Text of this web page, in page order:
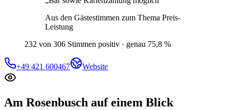
Aus den Gästestimmen zum Thema Preis-
Leistung
232 von 306 Stimmen positiv · genau 75,8 %
+49 421 600467 Website
Am Rosenbusch auf einem Blick